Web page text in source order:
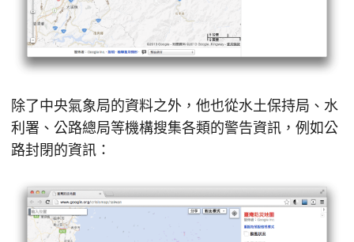
除了中央氣象局的資料之外，他也從水土保持局、水
利署、公路總局等機構搜集各類的警告資訊，例如公
路封閉的資訊：